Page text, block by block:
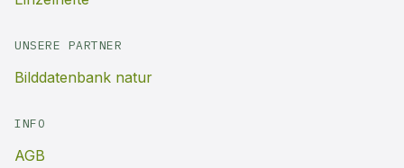
UNSERE PARTNER
Bilddatenbank natur
INFO
AGB